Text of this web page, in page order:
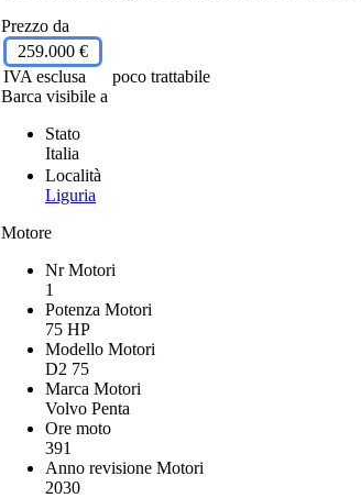
Prezzo da
259.000 €
IVA esclusa
poco trattabile
Barca visibile a
Stato
Italia
Località
Liguria
Motore
Nr Motori
1
Potenza Motori
75 HP
Modello Motori
D2 75
Marca Motori
Volvo Penta
Ore moto
391
Anno revisione Motori
2030